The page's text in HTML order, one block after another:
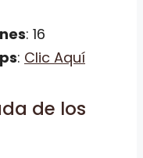
: 16
: Clic Aquí
de los